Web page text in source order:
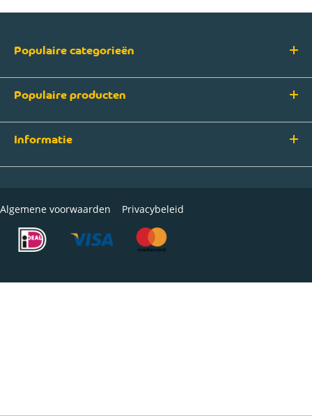
Populaire categorieën
Populaire producten
Informatie
Algemene voorwaarden Privacybeleid